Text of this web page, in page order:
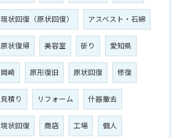
現状回復（原状回復） アスベスト・石綿
原状復帰 美容室 斫り 愛知県
岡崎 原形復旧 原状回復 修復
見積り リフォーム 什器撤去
現状回復 商店 工場 個人